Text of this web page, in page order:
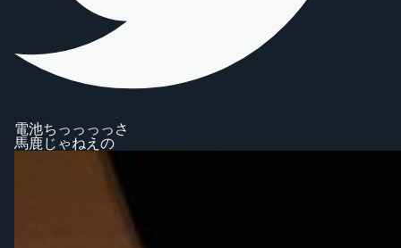
電池ちっっっっさ
馬鹿じゃねえの